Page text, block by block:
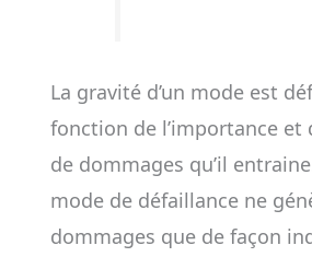
La gravité d’un mode est
fonction de l’importance et
de dommages qu’il
mode de défaillance ne
dommages que de façon